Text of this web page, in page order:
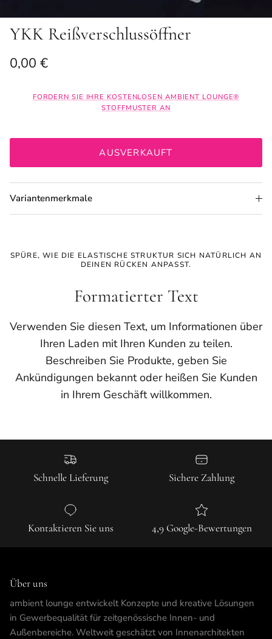
YKK Reißverschlussöffner
Normaler Preis
0,00 €
FORDERN SIE IHRE KOSTENLOSEN AMBIENT LOUNGE®
STOFFMUSTER AN
AUSVERKAUFT
Variantenmerkmale
SPÜRE, WIE DIE ELASTISCHE STRUKTUR SICH NATÜRLICH AN
DEINEN RÜCKEN ANPASST.
Formatierter Text
Verwenden Sie diesen Text, um Informationen über
Ihren Laden mit Ihren Kunden zu teilen.
Beschreiben Sie Produkte, geben Sie
Ankündigungen bekannt oder heißen Sie Kunden
in Ihrem Geschäft willkommen.
Schnelle Lieferung Sichere Zahlung
Kontaktieren Sie uns 4,9 Google-Bewertungen
Über uns
ambient lounge entwickelt Konzepte und kreative Lösungen
in Gewerbequalität für zeitgenössische Innen- und
Außenbereiche. Weltweit geschätzt von Innenarchitekten